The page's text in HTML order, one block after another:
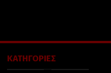
ΚΑΤΗΓΟΡΙΕΣ